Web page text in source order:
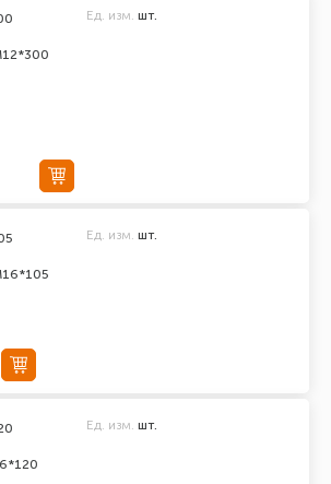
Ед. изм. шт.
Ед. изм. шт.
Ед. изм. шт.